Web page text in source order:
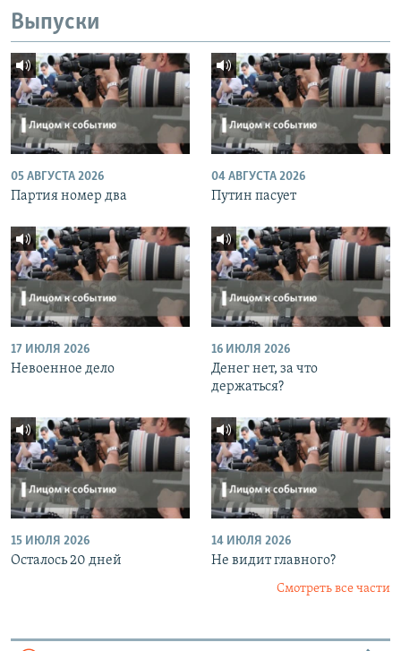
Выпуски
05 АВГУСТА 2026
Партия номер два
04 АВГУСТА 2026
Путин пасует
17 ИЮЛЯ 2026
Невоенное дело
16 ИЮЛЯ 2026
Денег нет, за что
держаться?
15 ИЮЛЯ 2026
Осталось 20 дней
14 ИЮЛЯ 2026
Не видит главного?
Смотреть все части